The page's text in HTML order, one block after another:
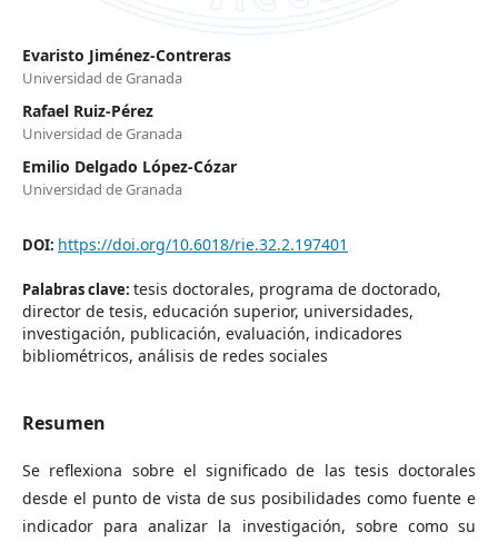
Evaristo Jiménez-Contreras
Universidad de Granada
Rafael Ruiz-Pérez
Universidad de Granada
Emilio Delgado López-Cózar
Universidad de Granada
DOI: https://doi.org/10.6018/rie.32.2.197401
Palabras clave: tesis doctorales, programa de doctorado,
director de tesis, educación superior, universidades,
investigación, publicación, evaluación, indicadores
bibliométricos, análisis de redes sociales
Resumen
Se reflexiona sobre el significado de las tesis doctorales
desde el punto de vista de sus posibilidades como fuente e
indicador para analizar la investigación, sobre como su